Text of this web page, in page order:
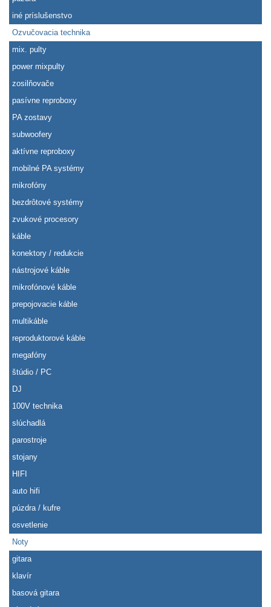
iné príslušenstvo
Ozvučovacia technika
mix. pulty
power mixpulty
zosilňovače
pasívne reproboxy
PA zostavy
subwoofery
aktívne reproboxy
mobilné PA systémy
mikrofóny
bezdrôtové systémy
zvukové procesory
káble
konektory / redukcie
nástrojové káble
mikrofónové káble
prepojovacie káble
multikáble
reproduktorové káble
megafóny
štúdio / PC
DJ
100V technika
slúchadlá
parostroje
stojany
HIFI
auto hifi
púzdra / kufre
osvetlenie
Noty
gitara
klavír
basová gitara